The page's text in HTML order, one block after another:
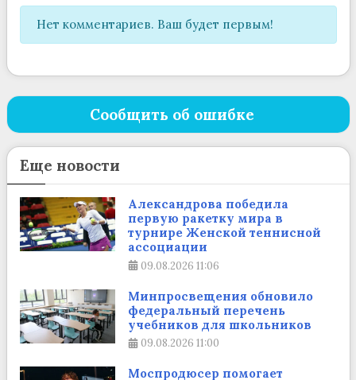
Нет комментариев. Ваш будет первым!
Сообщить об ошибке
Еще новости
Александрова победила
первую ракетку мира в
турнире Женской теннисной
ассоциации
09.08.2026 11:06
Минпросвещения обновило
федеральный перечень
учебников для школьников
09.08.2026 11:00
Моспродюсер помогает